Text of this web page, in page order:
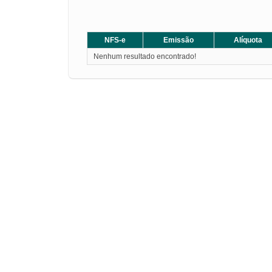
NFS-e Emissão Alíquota
Nenhum resultado encontrado!